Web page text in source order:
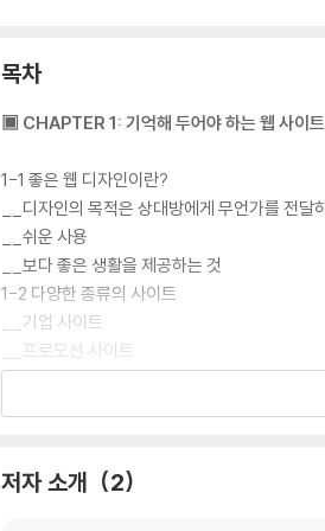
목차
▣ CHAPTER 1: 기억해 두어야 하는 웹 사이
1-1 좋은 웹 디자인이란?
__디자인의 목적은 상대방에게 무언가를 전달
__쉬운 사용
__보다 좋은 생활을 제공하는 것
1-2 다양한 종류의 사이트
__기업 사이트
__프로모션 사이트
__포트폴리오 사이트
__ “사용하기 쉬움”을 생각하기
저자 소개 2